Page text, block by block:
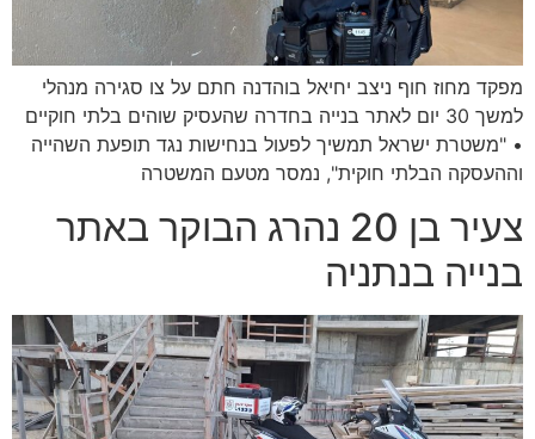
מפקד מחוז חוף ניצב יחיאל בוהדנה חתם על צו סגירה מנהלי
למשך 30 יום לאתר בנייה בחדרה שהעסיק שוהים בלתי חוקיים
• "משטרת ישראל תמשיך לפעול בנחישות נגד תופעת השהייה
וההעסקה הבלתי חוקית", נמסר מטעם המשטרה
צעיר בן 20 נהרג הבוקר באתר
בנייה בנתניה